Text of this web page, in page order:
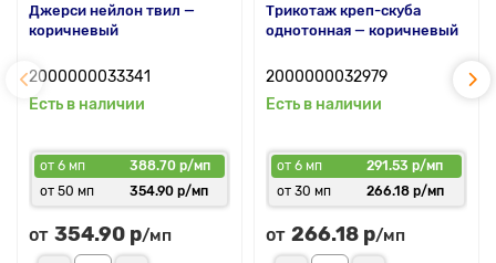
Джерси нейлон твил —
коричневый
2000000033341
Есть в наличии
от 6 мп
388.70 р/мп
от 50 мп
354.90 р/мп
от 354.90 р/мп
Трикотаж креп-скуба
однотонная — коричневый
2000000032979
Есть в наличии
от 6 мп
291.53 р/мп
от 30 мп
266.18 р/мп
от 266.18 р/мп